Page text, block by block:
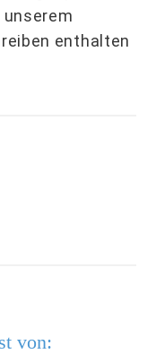
enthalten
von: